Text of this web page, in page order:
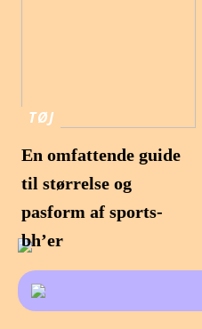
TØJ
En omfattende guide
til størrelse og
pasform af sports-
bh’er